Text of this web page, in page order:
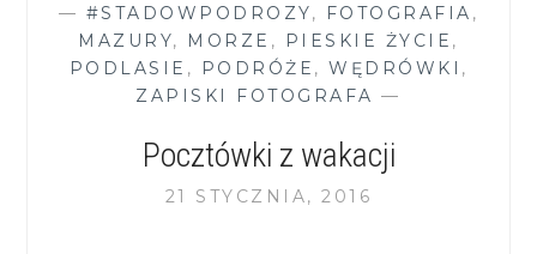
SPACEROWE
— #STADOWPODROZY, FOTOGRAFIA ,
MAZURY, MORZE , PIESKIE ŻYCIE ,
PODLASIE , PODRÓŻE , WĘDRÓWKI ,
ZAPISKI FOTOGRAFA —
Pocztówki z wakacji
21 STYCZNIA, 2016